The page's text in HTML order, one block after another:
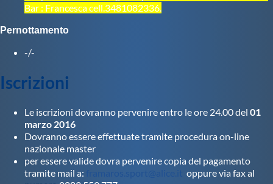
Bar : Francescacell.3481082336.
Pernottamento
-/-
Iscrizioni
Le iscrizioni dovranno pervenire entro le ore 24.00 del 01
marzo 2016
Dovranno essere effettuate tramite procedura on-line
nazionale master
per essere valide dovra pervenire copia del pagamento
tramite mail a:
oppure via fax al